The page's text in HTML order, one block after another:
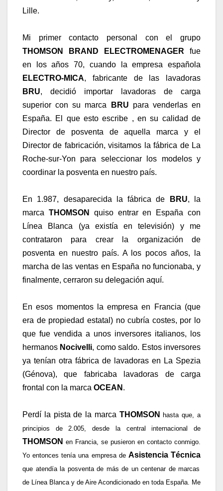
Lille.
Mi primer contacto personal con el grupo
THOMSON BRAND ELECTROMENAGER fue
en los años 70, cuando la empresa española
ELECTRO-MICA, fabricante de las lavadoras
BRU, decidió importar lavadoras de carga
superior con su marca
BRU para venderlas en
España. El que esto escribe , en su calidad de
Director de posventa de aquella marca y el
Director de fabricación, visitamos la fábrica de La
Roche-sur-Yon para seleccionar los modelos y
coordinar la posventa en nuestro país.
En 1.987, desaparecida la fábrica de BRU, la
marca THOMSON
quiso entrar en España con
Línea Blanca (ya existía en televisión) y me
contrataron para crear la organización de
posventa en nuestro país. A los pocos años, la
marcha de las ventas en España no funcionaba, y
finalmente, cerraron su delegación aquí.
En esos momentos la empresa en Francia (que
era de propiedad estatal) no cubría costes, por lo
que fue vendida a unos inversores italianos, los
hermanos Nocivelli, como saldo. Estos inversores
ya tenían otra fábrica de lavadoras en La Spezia
(Génova), que fabricaba lavadoras de carga
frontal con la marca OCEAN .
Perdí la pista de la marca THOMSONhasta que, a
principios de 2.005, desde la central internacional de
THOMSON en Francia, se pusieron en contacto conmigo.
Yo entonces tenía una empresa de Asistencia Técnica
que atendía la posventa de más de un centenar de marcas
de Línea Blanca y de Aire Acondicionado en toda España. Me